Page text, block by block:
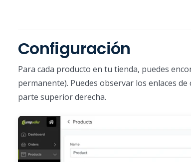
Configuración
Para cada producto en tu tienda, puedes
permanente). Puedes observar los enlaces
parte superior derecha.